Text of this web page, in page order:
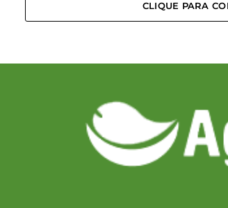
CLIQUE PARA